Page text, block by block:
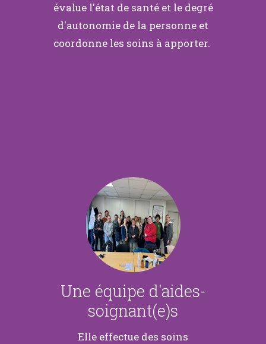
évalue l'état de santé et le degré
d'autonomie de la personne et
coordonne les soins à apporter.
Une équipe d'aides-
soignant(e)s
Elle effectue des soins